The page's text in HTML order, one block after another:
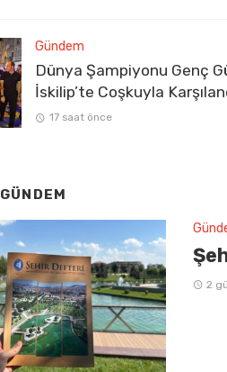
Gündem
Dünya Şampiyonu Genç
İskilip’te Coşkuyla
17 saat önce
GÜNDEM
2